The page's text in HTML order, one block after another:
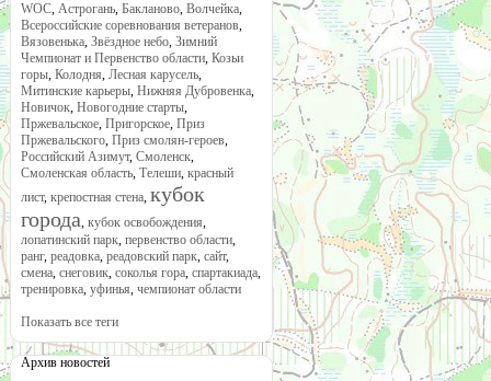
WOC, Астрогань, Бакланово, Волчейка,
Всероссийские соревнования ветеранов,
Вязовенька, Звёздное небо, Зимний
Чемпионат и Первенство области, Козьи
горы, Колодня, Лесная карусель,
Митинские карьеры, Нижняя Дубровенка,
Новичок, Новогодние старты,
Пржевальское, Пригорское, Приз
Пржевальского, Приз смолян-героев,
Российский Азимут, Смоленск,
Смоленская область, Телеши, красный
лист, крепостная стена, кубок
города, кубок освобождения,
лопатинский парк, первенство области,
ранг, реадовка, реадовский парк, сайт,
смена, снеговик, соколья гора, спартакиада,
тренировка, уфинья, чемпионат области
Показать все теги
Архив новостей